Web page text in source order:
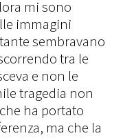
mi sono
immagini
sembravano
tra le
e non le
tragedia non
ha portato
ma che la